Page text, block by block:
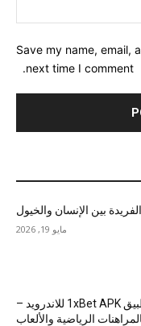
Save my name, email,
next time I comment.
الفريدة بين الإنسان والخيول
مايو 19, 2026
عنوان: تحميل تطبيق 1xBet APK للاندرويد –
الرياضية والألعاب